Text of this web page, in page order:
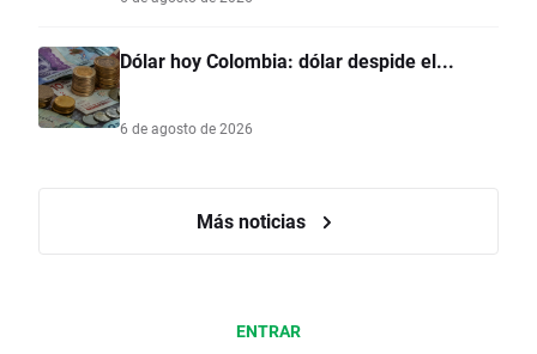
Dólar hoy Colombia: dólar despide el...
6 de agosto de 2026
Más noticias
ENTRAR